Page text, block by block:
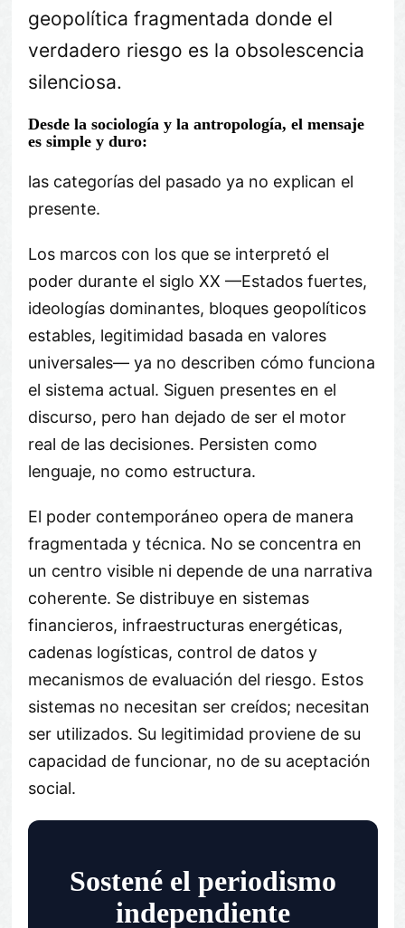
geopolítica fragmentada donde el
verdadero riesgo es la obsolescencia
silenciosa.
Desde la sociología y la antropología, el mensaje
es simple y duro:
las categorías del pasado ya no explican el
presente.
Los marcos con los que se interpretó el
poder durante el siglo XX —Estados fuertes,
ideologías dominantes, bloques geopolíticos
estables, legitimidad basada en valores
universales— ya no describen cómo funciona
el sistema actual. Siguen presentes en el
discurso, pero han dejado de ser el motor
real de las decisiones. Persisten como
lenguaje, no como estructura.
El poder contemporáneo opera de manera
fragmentada y técnica. No se concentra en
un centro visible ni depende de una narrativa
coherente. Se distribuye en sistemas
financieros, infraestructuras energéticas,
cadenas logísticas, control de datos y
mecanismos de evaluación del riesgo. Estos
sistemas no necesitan ser creídos; necesitan
ser utilizados. Su legitimidad proviene de su
capacidad de funcionar, no de su aceptación
social.
Sostené el periodismo
independiente